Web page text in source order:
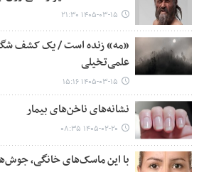
۱۴۰۵-۰۳-۱۵ ۲۱:۳۰
«مه» زنده است / یک کشف
علمی‌تخیلی
۱۴۰۵-۰۳-۱۵ ۱۵:۱۶
نشانه‌های ناخن‌های بیمار
۱۴۰۵-۰۲-۲۰ ۰۸:۳۵
با این ماسک‌های خانگی،